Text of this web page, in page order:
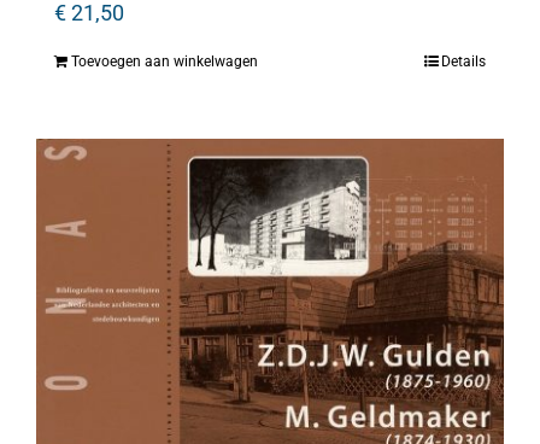
€21,50
Toevoegen aan winkelwagen Details